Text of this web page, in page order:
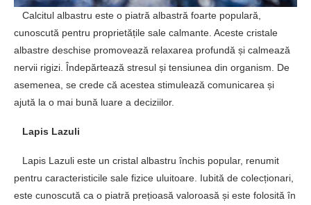
Calcitul albastru este o piatră albastră foarte populară,
cunoscută pentru proprietățile sale calmante. Aceste cristale
albastre deschise promovează relaxarea profundă și calmează
nervii rigizi. Îndepărtează stresul și tensiunea din organism. De
asemenea, se crede că acestea stimulează comunicarea și
ajută la o mai bună luare a deciziilor.
Lapis Lazuli
Lapis Lazuli este un cristal albastru închis popular, renumit
pentru caracteristicile sale fizice uluitoare. Iubită de colecționari,
este cunoscută ca o piatră prețioasă valoroasă și este folosită în